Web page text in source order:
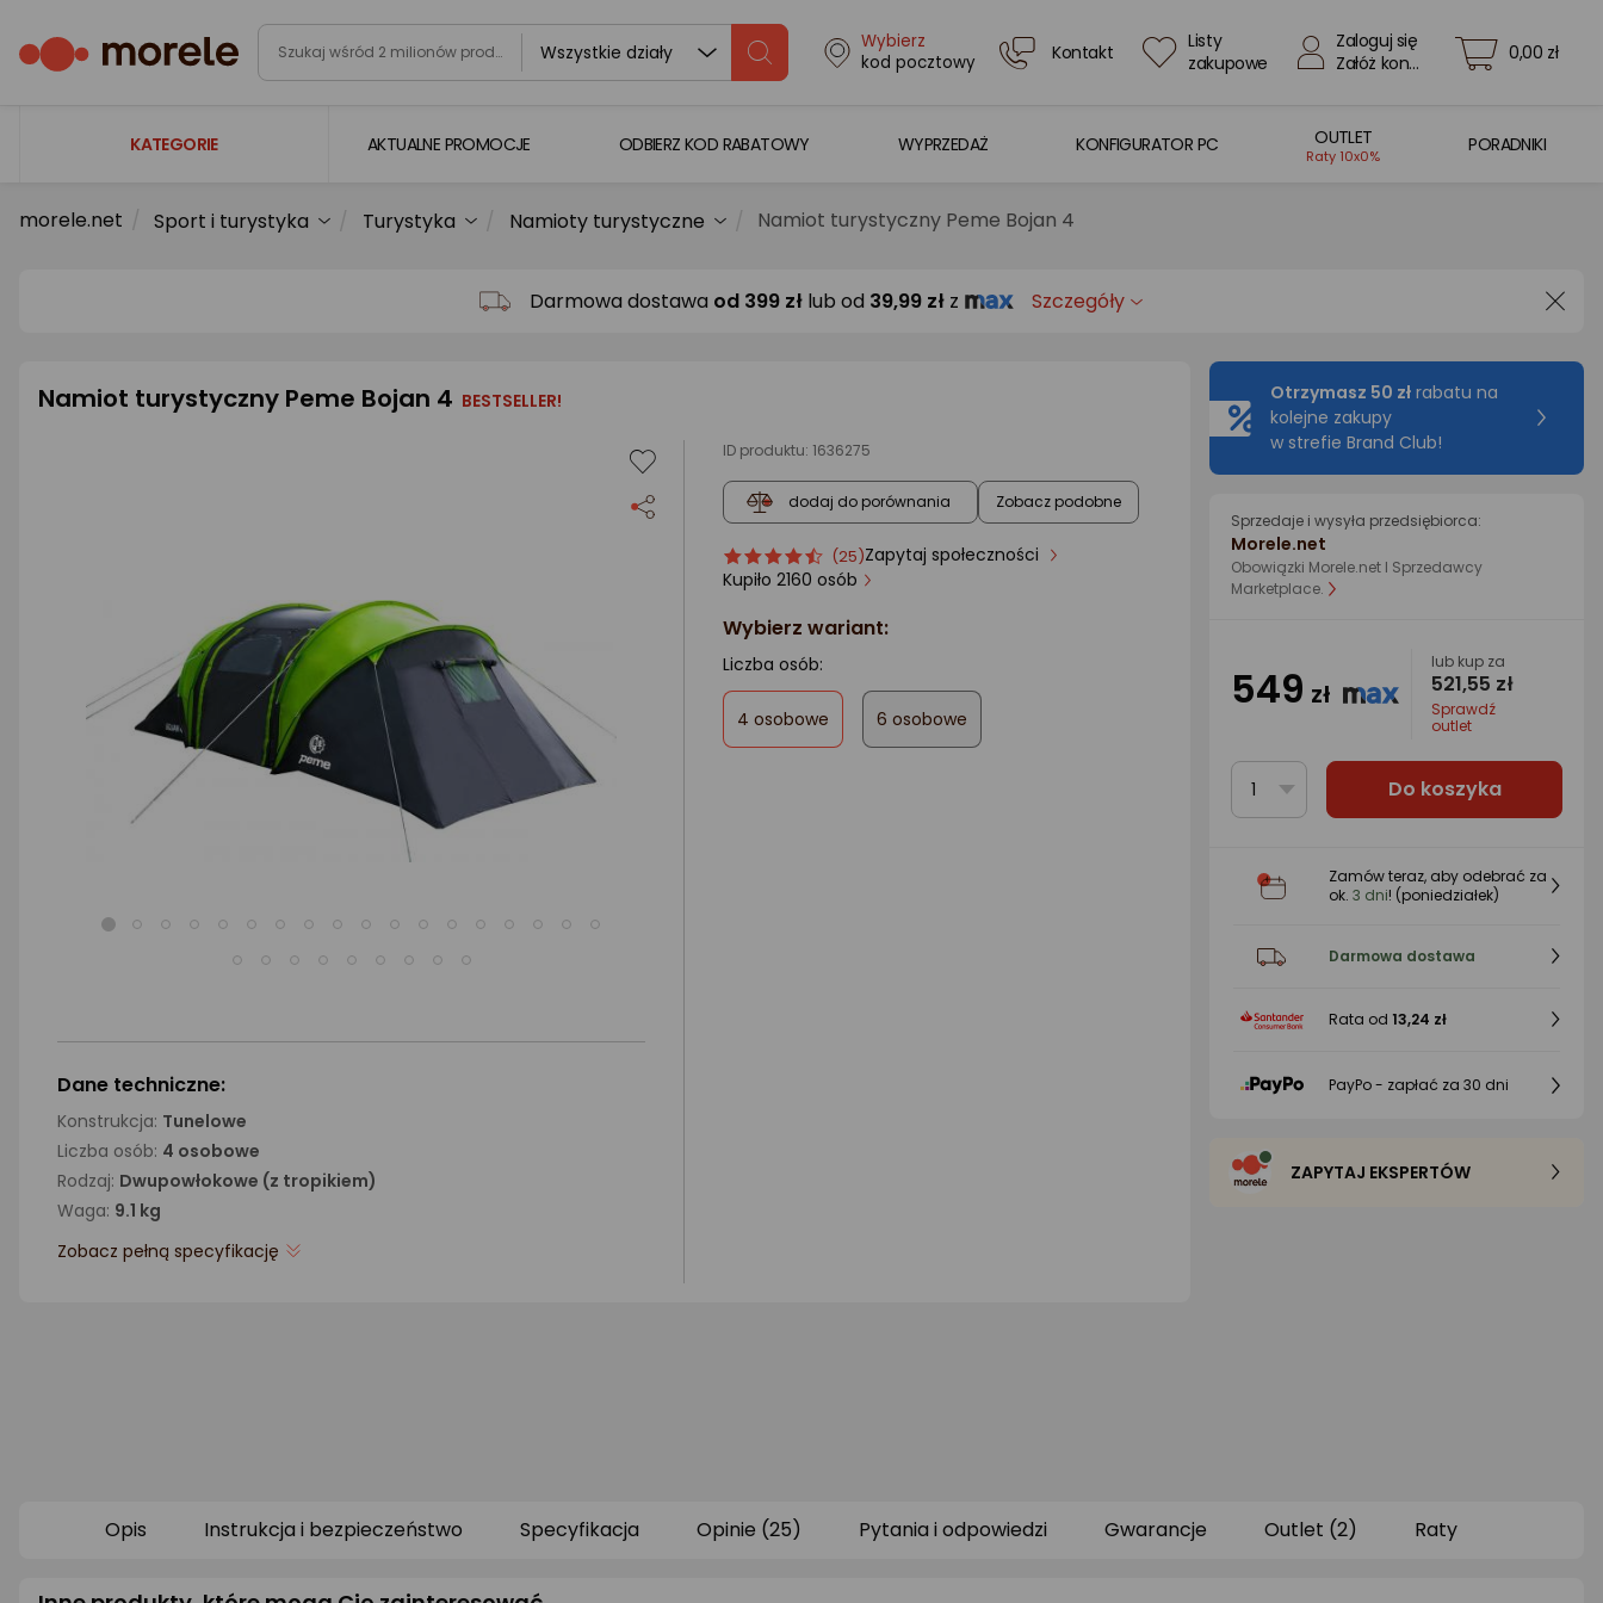
Wszystkie działy
Wybierz
kod pocztowy
Kontakt
Listy
zakupowe
Zaloguj się
Załóż konto
0,00 zł
KATEGORIE
Laptopy
Smartfony i smartwatche
Sport i turystyka
Zabawki i dziecko
Uroda i zdrowie
AKTUALNE PROMOCJE ODBIERZ KOD RABATOWY WYPRZEDAŻ KONFIGURATOR PC OUTLET
Raty 10x0%
PORADNIKI
morele.net Sport i turystyka Turystyka Namioty turystyczne Namiot turystyczny Peme Bojan 4
Darmowa dostawa od 399 zł lub od 39,99 zł z Szczegóły
Namiot turystyczny Peme Bojan 4 BESTSELLER!
ID produktu: 1636275
dodaj do porównania Zobacz podobne
ocena
produktu
gwiazdki
Ocena
produktu
(25)Zapytaj społeczności
Kupiło 2160 osób
Wybierz wariant:
Liczba osób:
4 osobowe
zaznaczone
6 osobowe
Dane techniczne:
Konstrukcja: Tunelowe
Liczba osób: 4 osobowe
Rodzaj: Dwupowłokowe (z tropikiem)
Waga: 9.1 kg
Zobacz pełną specyfikację
Otrzymasz 50 zł rabatu na
kolejne zakupy
w strefie Brand Club!
Sprzedaje i wysyła przedsiębiorca:
Morele.net
Obowiązki Morele.net I Sprzedawcy
Marketplace.
549 zł
lub kup za
521,55 zł
Sprawdź
outlet
1 Do koszyka
Zamów teraz, aby odebrać za
ok. 3 dni! (poniedziałek)
Darmowa dostawa
Rata od 13,24 zł
PayPo - zapłać za 30 dni
ZAPYTAJ EKSPERTÓW
Opis Instrukcja i bezpieczeństwo Specyfikacja Opinie (25) Pytania i odpowiedzi Gwarancje Outlet (2) Raty